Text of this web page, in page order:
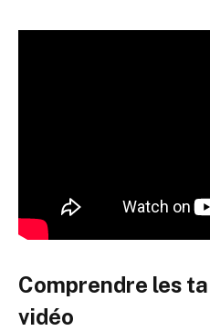
Comprendre les
vidéo